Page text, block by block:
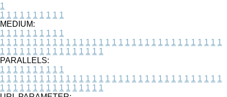
1
1 1 1 1 1 1 1 1 1 1
MEDIUM:
1 1 1 1 1 1 1 1 1 1
1 1 1 1 1 1 1 1 1 1 1 1 1 1 1 1 1 1 1 1 1 1 1 1 1 1 1 1 1 1 1 1 1 1
1 1 1 1 1 1 1 1 1 1 1 1 1 1 1 1
PARALLELS:
1 1 1 1 1 1 1 1 1 1
1 1 1 1 1 1 1 1 1 1 1 1 1 1 1 1 1 1 1 1 1 1 1 1 1 1 1 1 1 1 1 1 1 1
1 1 1 1 1 1 1 1 1 1 1 1 1 1 1 1